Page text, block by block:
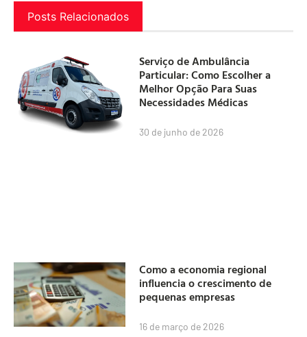
Posts Relacionados
Serviço de Ambulância
Particular: Como Escolher a
Melhor Opção Para Suas
Necessidades Médicas
30 de junho de 2026
Como a economia regional
influencia o crescimento de
pequenas empresas
16 de março de 2026